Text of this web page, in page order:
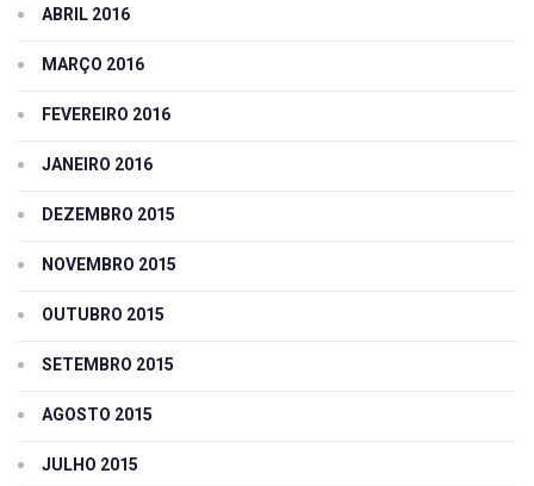
ABRIL 2016
MARÇO 2016
FEVEREIRO 2016
JANEIRO 2016
DEZEMBRO 2015
NOVEMBRO 2015
OUTUBRO 2015
SETEMBRO 2015
AGOSTO 2015
JULHO 2015